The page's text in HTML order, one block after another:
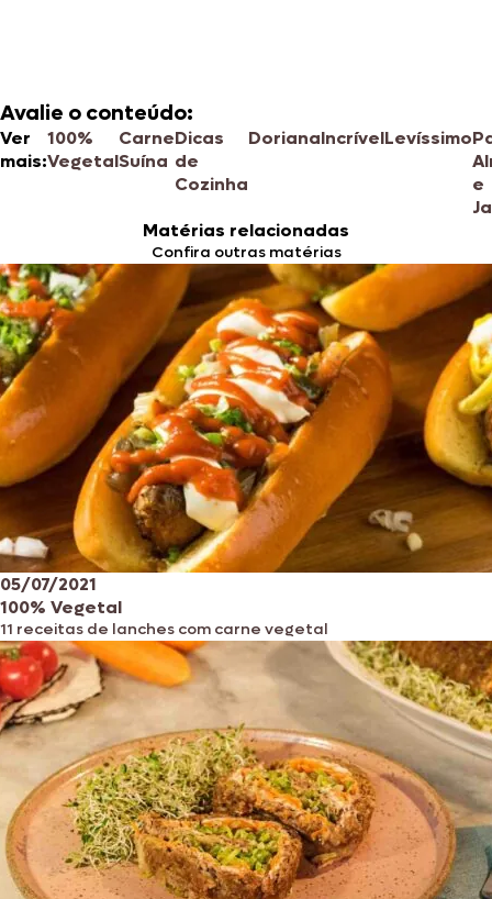
Avalie o conteúdo:
Ver
mais:
100%
Vegetal
Carne
Suína
Dicas
de
Cozinha
DorianaIncrívelLevíssimo
e
Matérias relacionadas
Confira outras matérias
05/07/2021
100% Vegetal
11 receitas de lanches com carne vegetal